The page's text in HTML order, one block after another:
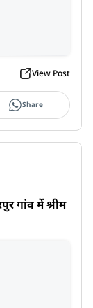
View Post
Share
गांव में श्रीम